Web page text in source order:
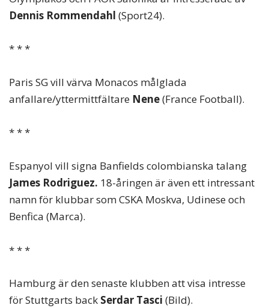
Dennis Rommendahl (Sport24).
* * *
Paris SG vill värva Monacos målglada
anfallare/yttermittfältare Nene(France Football).
* * *
Espanyol vill signa Banfields colombianska talang
James Rodriguez. 18-åringen är även ett intressant
namn för klubbar som CSKA Moskva, Udinese och
Benfica (Marca).
* * *
Hamburg är den senaste klubben att visa intresse
för Stuttgarts back Serdar Tasci (Bild).